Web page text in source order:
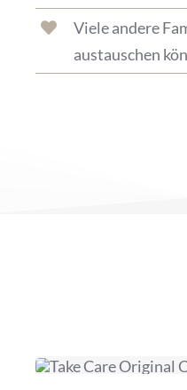
Viele andere
austauschen